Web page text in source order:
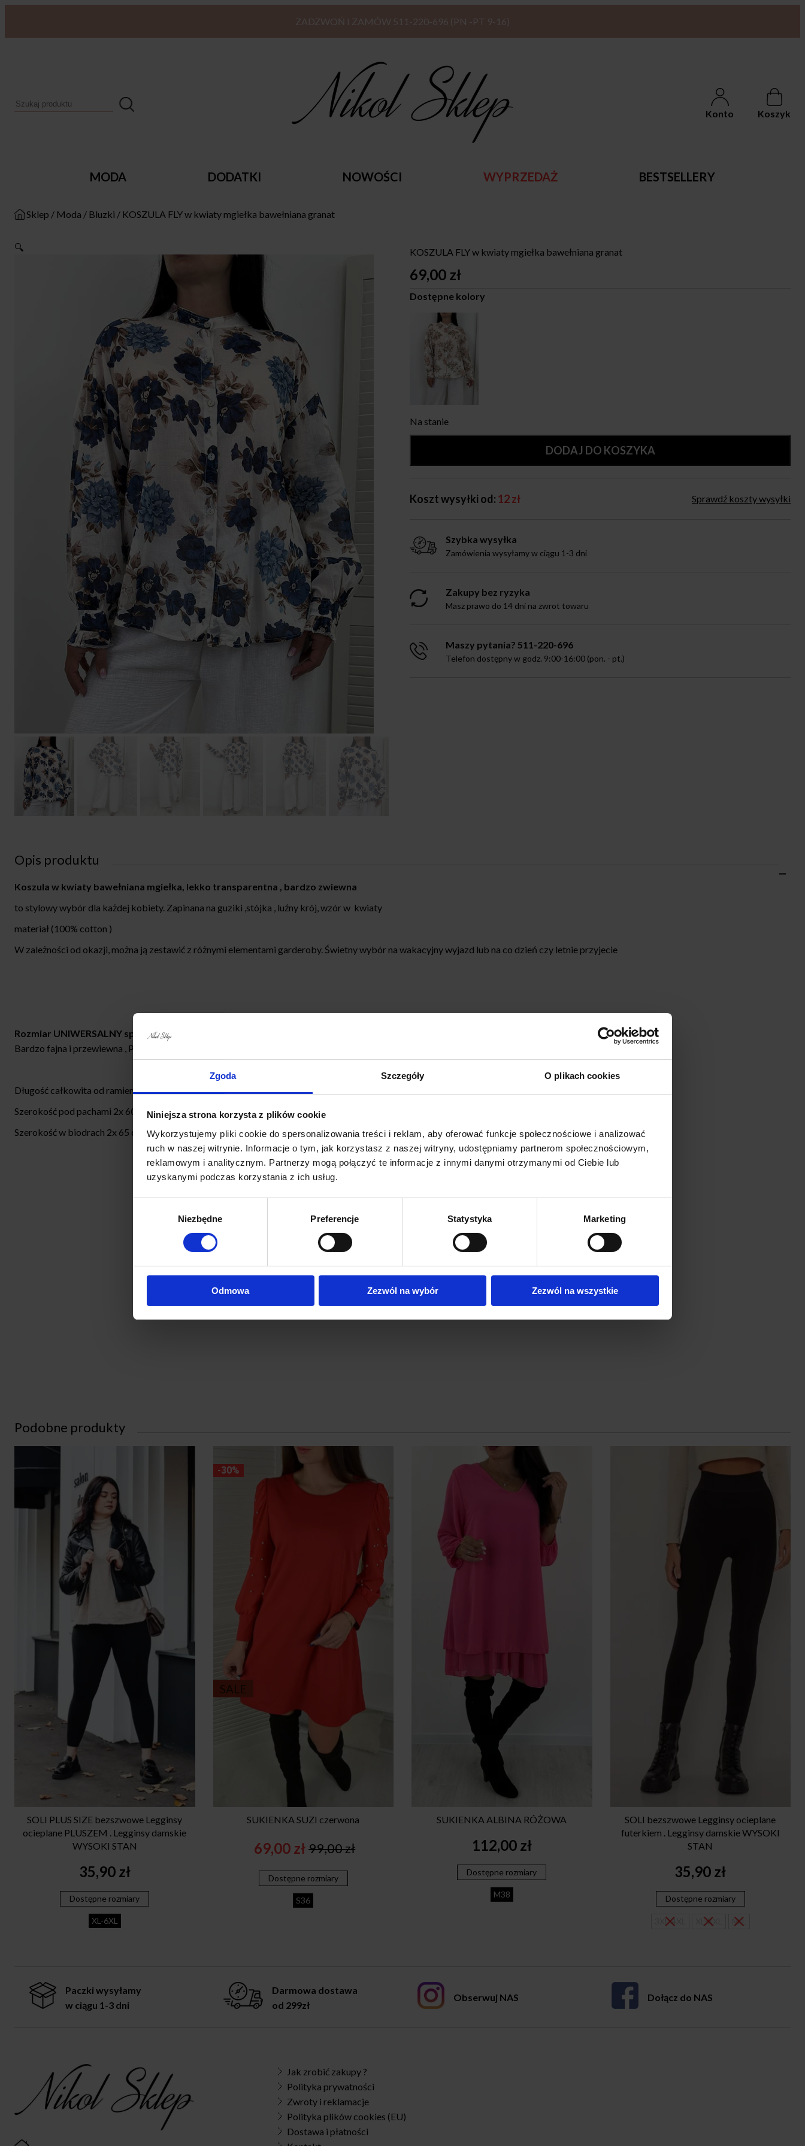
Zgoda Szczegóły O plikach cookies
Niniejsza strona korzysta z plików cookie
Wykorzystujemy pliki cookie do spersonalizowania treści i reklam, aby oferować funkcje społecznościowe i analizować
ruch w naszej witrynie. Informacje o tym, jak korzystasz z naszej witryny, udostępniamy partnerom społecznościowym,
reklamowym i analitycznym. Partnerzy mogą połączyć te informacje z innymi danymi otrzymanymi od Ciebie lub
uzyskanymi podczas korzystania z ich usług.
Niezbędne Preferencje Statystyka Marketing
Odmowa Zezwól na wybór Zezwól na wszystkie
ZADZWOŃ I ZAMÓW 511-220-696 (PN -PT 9-16)
Konto Koszyk
MODA DODATKI NOWOŚCI WYPRZEDAŻ BESTSELLERY
Sklep / Moda / Bluzki / KOSZULA FLY w kwiaty mgiełka bawełniana granat
🔍 KOSZULA FLY w kwiaty mgiełka bawełniana granat
69,00 zł
Dostępne kolory
Na stanie
DODAJ DO KOSZYKA
Koszt wysyłki od: 12 zł Sprawdź koszty wysyłki
Szybka wysyłka
Zamówienia wysyłamy w ciągu 1-3 dni
Zakupy bez ryzyka
Masz prawo do 14 dni na zwrot towaru
Maszy pytania? 511-220-696
Telefon dostępny w godz. 9:00-16:00 (pon. - pt.)
Opis produktu
Koszula w kwiaty bawełniana mgiełka, lekko transparentna , bardzo zwiewna
to stylowy wybór dla każdej kobiety. Zapinana na guziki ,stójka , luźny krój, wzór w kwiaty
materiał (100% cotton )
W zależności od okazji, można ją zestawić z różnymi elementami garderoby. Świetny wybór na wakacyjny wyjazd lub na co dzień czy letnie przyjecie
Rozmiar UNIWERSALNY sprawdzi się dla osób noszących OD M DO XL (biust 110 cm)
Bardzo fajna i przewiewna , POLECAMY
Długość całkowita od ramienia: 65 /74cm
Szerokość pod pachami 2x 60 cm (obwód biust 110 cm)
Szerokość w biodrach 2x 65 cm
Bawełna 100%
Podobne produkty
SOLI PLUS SIZE bezszwowe Legginsy
ocieplane PLUSZEM . Legginsy damskie
WYSOKI STAN
35,90 zł
Dostępne rozmiary
XL-6XL
-30%
SALE
SUKIENKA SUZI czerwona
99,00zł
Original
price
was:
99,00 zł.
69,00 złCurrent
price
is:
69,00 zł.
Dostępne rozmiary
S36
SUKIENKA ALBINA RÓŻOWA
112,00 zł
Dostępne rozmiary
M38
SOLI bezszwowe Legginsy ocieplane
futerkiem . Legginsy damskie WYSOKI
STAN
35,90 zł
Dostępne rozmiary
3XL-4XL XL-XXL M-L
Paczki wysyłamy
w ciągu 1-3 dni
Darmowa dostawa
od 299zł
Obserwuj NAS Dołącz do NAS
Jak zrobić zakupy ?
Polityka prywatności
Zwroty i reklamacje
Polityka plików cookies (EU)
Dostawa i płatności